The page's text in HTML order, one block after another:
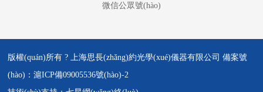
微信公眾號(hào)
版權(quán)所有 ? 上海思長(zhǎng)約光學(xué)儀器有限公司 備案號
(hào)：滬ICP備09005536號(hào)-2